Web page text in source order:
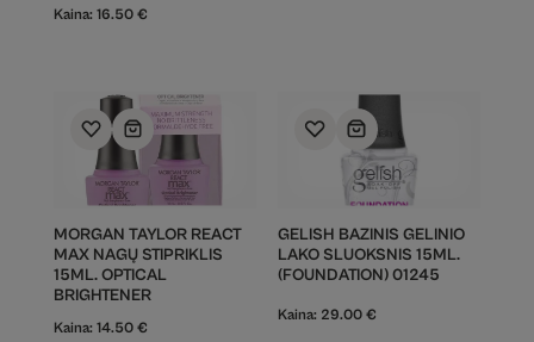
Kaina: 16.50 €
MORGAN TAYLOR REACT
MAX NAGŲ STIPRIKLIS
15ML. OPTICAL
BRIGHTENER
Kaina: 14.50 €
GELISH BAZINIS GELINIO
LAKO SLUOKSNIS 15ML.
(FOUNDATION) 01245
Kaina: 29.00 €